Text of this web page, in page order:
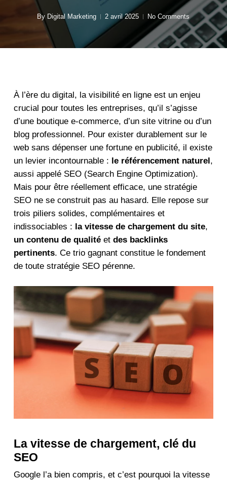
By Digital Marketing 2 avril 2025 No Comments
À l’ère du digital, la visibilité en ligne est un enjeu
crucial pour toutes les entreprises, qu’il s’agisse
d’une boutique e-commerce, d’un site vitrine ou d’un
blog professionnel. Pour exister durablement sur le
web sans dépenser une fortune en publicité, il existe
un levier incontournable : le référencement naturel,
aussi appelé SEO (Search Engine Optimization).
Mais pour être réellement efficace, une stratégie
SEO ne se construit pas au hasard. Elle repose sur
trois piliers solides, complémentaires et
indissociables : la vitesse de chargement du site,
un contenu de qualitéet des backlinks
pertinents. Ce trio gagnant constitue le fondement
de toute stratégie SEO pérenne.
La vitesse de chargement, clé du
SEO
Google l’a bien compris, et c’est pourquoi la vitesse